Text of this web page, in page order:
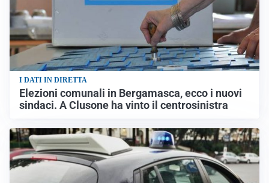
I DATI IN DIRETTA
Elezioni comunali in Bergamasca, ecco i nuovi
sindaci. A Clusone ha vinto il centrosinistra